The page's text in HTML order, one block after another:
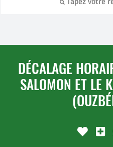
DÉCALAGE
SALOMON ET LE